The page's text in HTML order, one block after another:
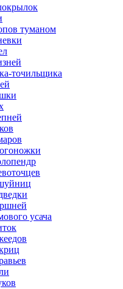
туманом
точильщика
усача